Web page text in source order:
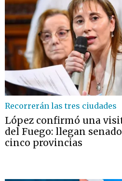
Recorrerán las tres ciudades
López confirmó una
del Fuego: llegan
cinco provincias